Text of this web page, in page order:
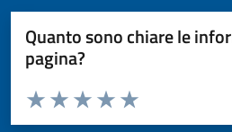
Quanto sono chiare le
pagina?
Valuta da 1 a 5 stelle la pagina
Valuta 5 stelle su
Valuta 4 stelle su 5
Valuta 3 stelle su 5
Valuta 2 stelle su 5
Valuta 1 stelle su 5